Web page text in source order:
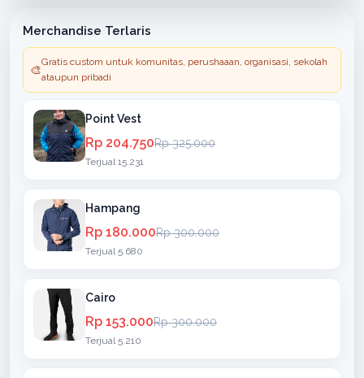
Merchandise Terlaris
🎨
Gratis custom untuk komunitas, perushaaan, organisasi, sekolah
ataupun pribadi
Point Vest
Rp 204.750Rp 325.000
Terjual 15.231
Hampang
Rp 180.000Rp 300.000
Terjual 5.680
Cairo
Rp 153.000Rp 300.000
Terjual 5.210